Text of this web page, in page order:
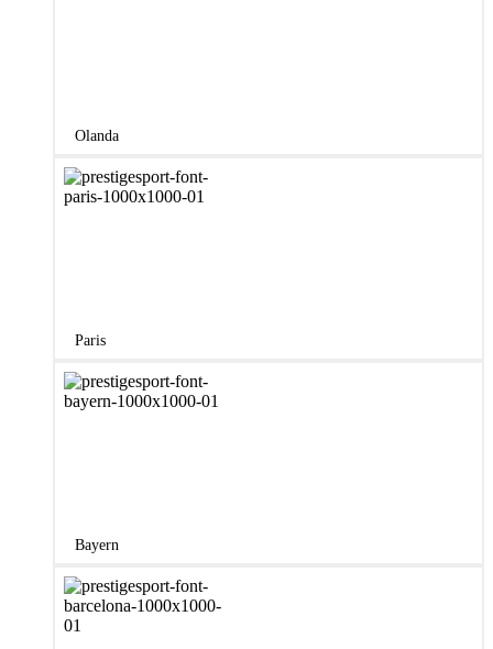
Olanda
Paris
Bayern